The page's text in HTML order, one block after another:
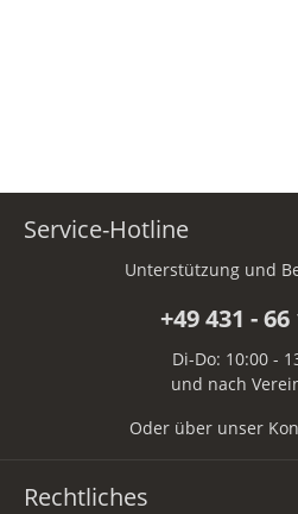
Service-Hotline
Unterstützung und
+49 431 - 66
Di-Do: 10:00 -
und nach
Oder über unser
Rechtliches